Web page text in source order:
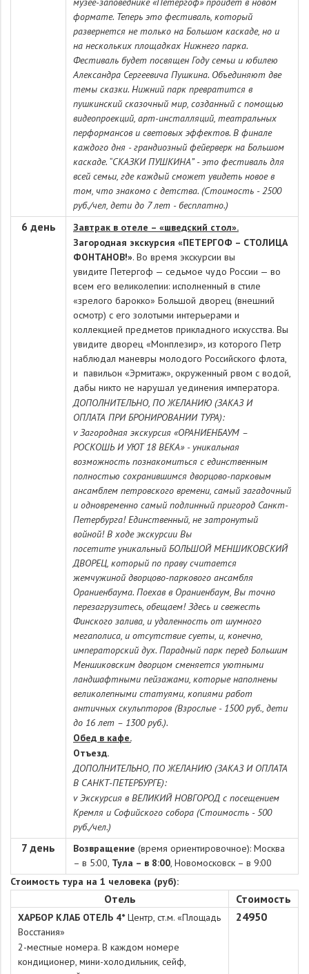
формате. Теперь это фестиваль, который
развернется не только на Большом каскаде, но и
на нескольких площадках Нижнего парка.
Фестиваль будет посвящен Году семьи и юбилею
Александра Сергеевича Пушкина. Объединяют две
темы сказки. Нижний парк превратится в
пушкинский сказочный мир, созданный с помощью
видеопроекций, арт-инсталляций, театральных
перформансов и световых эффектов. В финале
каждого дня - грандиозный фейерверк на Большом
каскаде. “СКАЗКИ ПУШКИНА” - это фестиваль для
всей семьи, где каждый сможет увидеть новое в
том, что знакомо с детства. (Стоимость - 2500
руб./чел, дети до 7 лет - бесплатно.)
6 день
Завтрак в отеле – «шведский стол».
Загородная экскурсия «ПЕТЕРГОФ – СТОЛИЦА
ФОНТАНОВ!». Во время экскурсии вы
увидите Петергоф — седьмое чудо России — во
всем его великолепии: исполненный в стиле
«зрелого барокко» Большой дворец (внешний
осмотр) с его золотыми интерьерами и
коллекцией предметов прикладного искусства. Вы
увидите дворец «Монплезир», из которого Петр
наблюдал маневры молодого Российского флота,
и павильон «Эрмитаж», окруженный рвом с водой,
дабы никто не нарушал уединения императора.
ДОПОЛНИТЕЛЬНО, ПО ЖЕЛАНИЮ (ЗАКАЗ И
ОПЛАТА ПРИ БРОНИРОВАНИИ ТУРА):
v Загородная экскурсия «ОРАНИЕНБАУМ –
РОСКОШЬ И УЮТ 18 ВЕКА» - уникальная
возможность познакомиться с единственным
полностью сохранившимся дворцово-парковым
ансамблем петровского времени, самый загадочный
и одновременно самый подлинный пригород Санкт-
Петербурга! Единственный, не затронутый
войной! В ходе экскурсии Вы
посетите уникальный БОЛЬШОЙ МЕНШИКОВСКИЙ
ДВОРЕЦ, который по праву считается
жемчужиной дворцово-паркового ансамбля
Ораниенбаума. Поехав в Ораниенбаум, Вы точно
перезагрузитесь, обещаем! Здесь и свежесть
Финского залива, и удаленность от шумного
мегаполиса, и отсутствие суеты, и, конечно,
императорский дух. Парадный парк перед Большим
Меншиковским дворцом сменяется уютными
ландшафтными пейзажами, которые наполнены
великолепными статуями, копиями работ
античных скульпторов (Взрослые - 1500 руб., дети
до 16 лет – 1300 руб.).
Обед в кафе.
Отъезд.
ДОПОЛНИТЕЛЬНО, ПО ЖЕЛАНИЮ (ЗАКАЗ И ОПЛАТА
В САНКТ-ПЕТЕРБУРГЕ):
v Экскурсия в ВЕЛИКИЙ НОВГОРОД с посещением
Кремля и Софийского собора (Стоимость - 500
руб./чел.)
7 день Возвращение (время ориентировочное): Москва
– в 5:00, Тула – в 8:00, Новомосковск – в 9:00
Стоимость тура на 1 человека (руб):
Отель Стоимость
ХАРБОР КЛАБ ОТЕЛЬ 4*Центр, ст.м. «Площадь
Восстания»
2-местные номера. В каждом номере
кондиционер, мини-холодильник, сейф,
24950